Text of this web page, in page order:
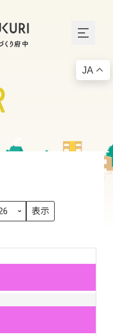
JA